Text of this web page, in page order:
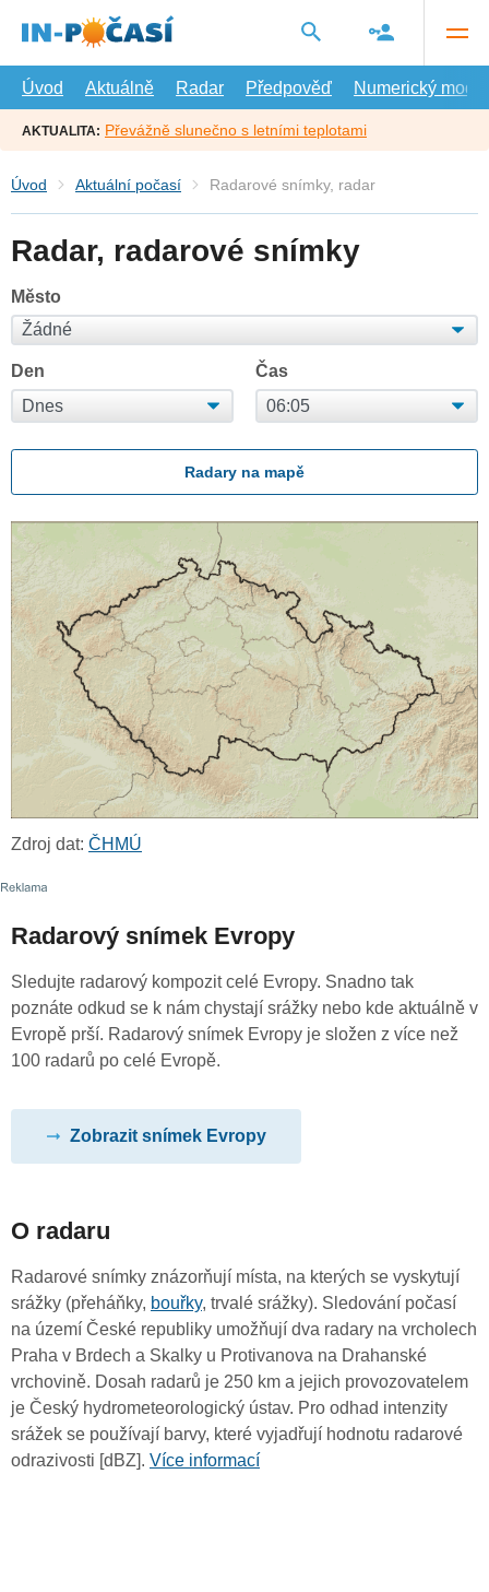
hlavní
Úvod
Aktuálně Radar Předpověď Numerický model
AKTUALITA: Převážně slunečno s letními teplotami
Úvod Aktuální počasí Radarové snímky, radar
Radar, radarové snímky
Město
Den Čas
Radary na mapě
Zdroj dat: ČHMÚ
Radarový snímek Evropy
Sledujte radarový kompozit celé Evropy. Snadno tak
poznáte odkud se k nám chystají srážky nebo kde aktuálně v
Evropě prší. Radarový snímek Evropy je složen z více než
100 radarů po celé Evropě.
Zobrazit snímek Evropy
O radaru
Radarové snímky znázorňují místa, na kterých se vyskytují
srážky (přeháňky, bouřky, trvalé srážky). Sledování počasí
na území České republiky umožňují dva radary na vrcholech
Praha v Brdech a Skalky u Protivanova na Drahanské
vrchovině. Dosah radarů je 250 km a jejich provozovatelem
je Český hydrometeorologický ústav. Pro odhad intenzity
srážek se používají barvy, které vyjadřují hodnotu radarové
odrazivosti [dBZ]. Více informací